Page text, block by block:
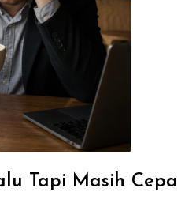
Tapi Masih Cepa